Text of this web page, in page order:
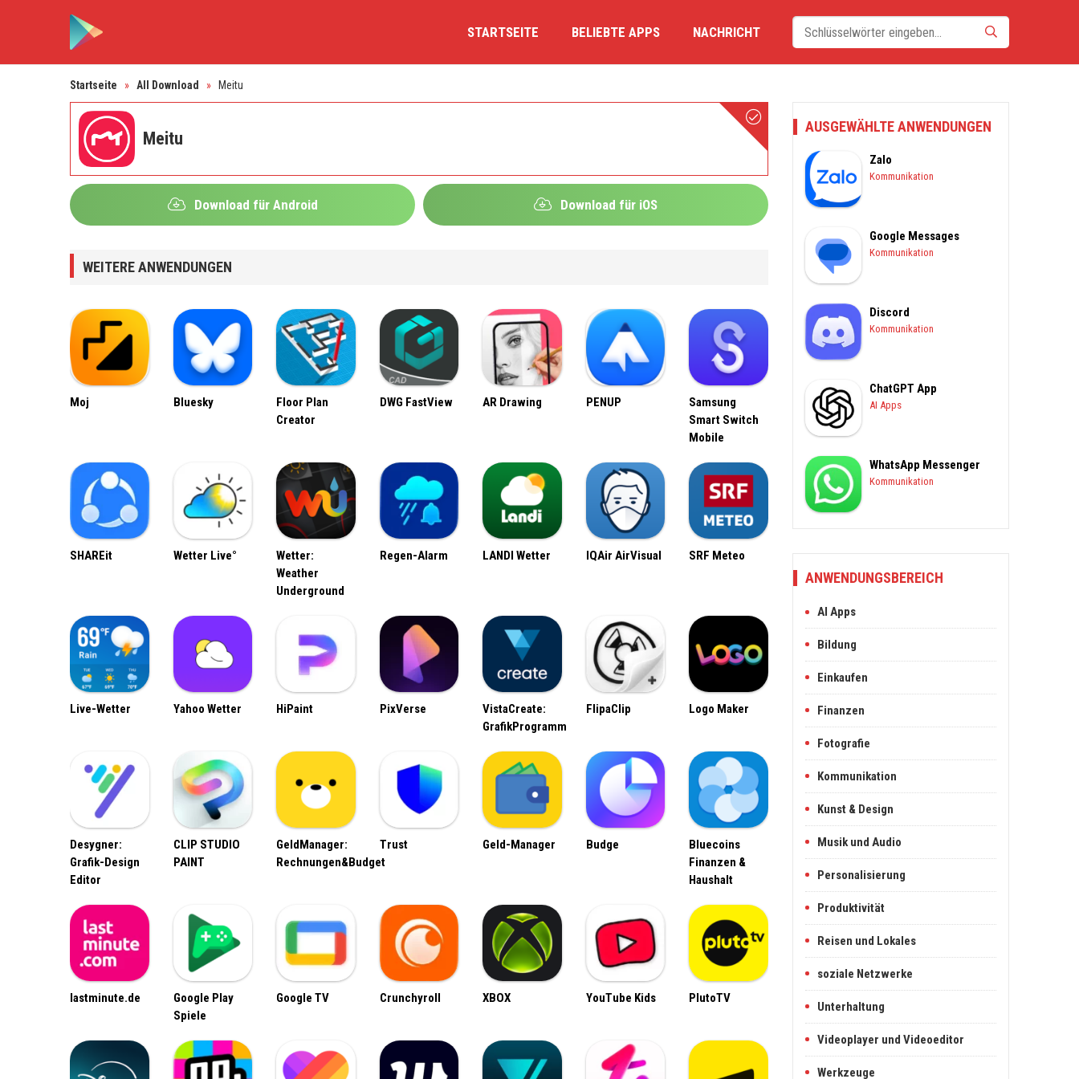
STARTSEITE BELIEBTE APPS NACHRICHT
Startseite » All Download » Meitu
Meitu
Download für Android Download für iOS
WEITERE ANWENDUNGEN
Moj Bluesky
Floor Plan
Creator
DWG FastView AR Drawing PENUP
Samsung
Smart Switch
Mobile
SHAREit Wetter Live°
Wetter:
Weather
Underground
Regen-Alarm LANDI Wetter IQAir AirVisual SRF Meteo
Live-Wetter Yahoo Wetter HiPaint PixVerse
VistaCreate:
GrafikProgramm
FlipaClip Logo Maker
Desygner:
Grafik-Design
Editor
CLIP STUDIO
PAINT
GeldManager:
Rechnungen&Budget
Trust Geld-Manager Budge
Bluecoins
Finanzen &
Haushalt
lastminute.de
Google Play
Spiele
Google TV Crunchyroll XBOX YouTube Kids PlutoTV
AUSGEWÄHLTE ANWENDUNGEN
Zalo
Kommunikation
Google Messages
Kommunikation
Discord
Kommunikation
ChatGPT App
AI Apps
WhatsApp Messenger
Kommunikation
ANWENDUNGSBEREICH
AI Apps
Bildung
Einkaufen
Finanzen
Fotografie
Kommunikation
Kunst & Design
Musik und Audio
Personalisierung
Produktivität
Reisen und Lokales
soziale Netzwerke
Unterhaltung
Videoplayer und Videoeditor
Werkzeuge